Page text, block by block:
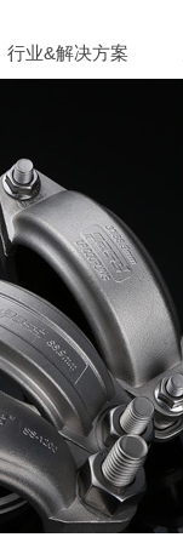
行业&解决方案